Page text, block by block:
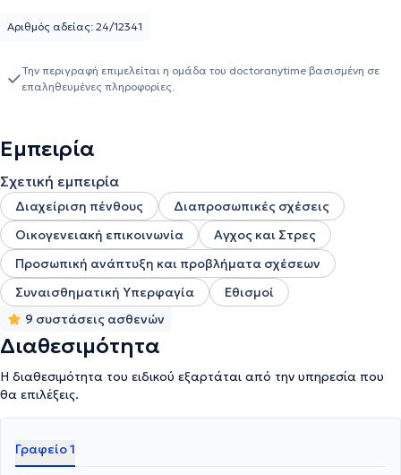
Αριθμός αδείας: 24/12341
Την περιγραφή επιμελείται η ομάδα του doctoranytime βασισμένη σε
επαληθευμένες πληροφορίες.
Εμπειρία
Σχετική εμπειρία
Διαχείριση πένθους
Διαπροσωπικές σχέσεις
Οικογενειακή επικοινωνία
Αγχος και Στρες
Προσωπική ανάπτυξη και προβλήματα σχέσεων
Συναισθηματική Υπερφαγία
Εθισμοί
9 συστάσεις ασθενών
Διαθεσιμότητα
Η διαθεσιμότητα του ειδικού εξαρτάται από την υπηρεσία που
θα επιλέξεις.
Γραφείο 1